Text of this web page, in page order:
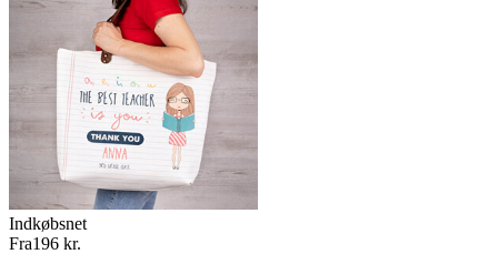
Indkøbsnet
Fra196 kr.